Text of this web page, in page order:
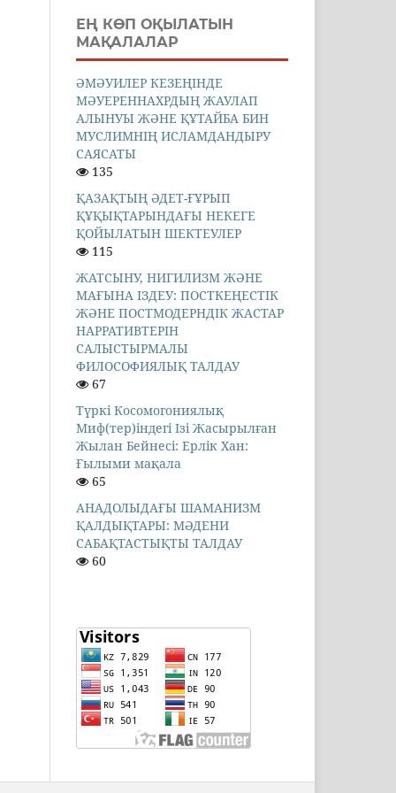
ЕҢ КӨП ОҚЫЛАТЫН
МАҚАЛАЛАР
ӘМӘУИЛЕР КЕЗЕҢІНДЕ
МӘУЕРЕННАХРДЫҢ ЖАУЛАП
АЛЫНУЫ ЖӘНЕ ҚҰТАЙБА БИН
МУСЛИМНІҢ ИСЛАМДАНДЫРУ
САЯСАТЫ
135
ҚАЗАҚТЫҢ ӘДЕТ-ҒҰРЫП
ҚҰҚЫҚТАРЫНДАҒЫ НЕКЕГЕ
ҚОЙЫЛАТЫН ШЕКТЕУЛЕР
115
ЖАТСЫНУ, НИГИЛИЗМ ЖӘНЕ
МАҒЫНА ІЗДЕУ: ПОСТКЕҢЕСТІК
ЖӘНЕ ПОСТМОДЕРНДІК ЖАСТАР
НАРРАТИВТЕРІН
САЛЫСТЫРМАЛЫ
ФИЛОСОФИЯЛЫҚ ТАЛДАУ
67
Түркі Косомогониялық
Миф(тер)індегі Ізі Жасырылған
Жылан Бейнесі: Ерлік Хан:
Ғылыми мақала
65
АНАДОЛЫДАҒЫ ШАМАНИЗМ
ҚАЛДЫҚТАРЫ: МӘДЕНИ
САБАҚТАСТЫҚТЫ ТАЛДАУ
60